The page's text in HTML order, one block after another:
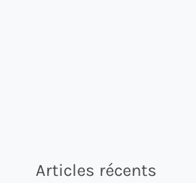
Articles récents